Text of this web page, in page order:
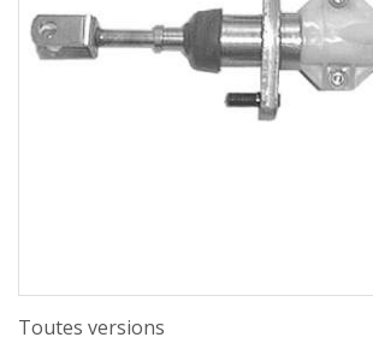
Toutes versions